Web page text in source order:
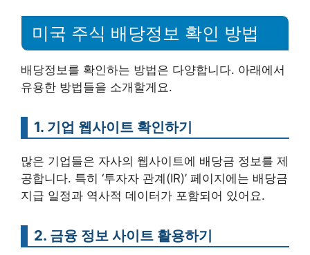
미국 주식 배당정보 확인 방법
배당정보를 확인하는 방법은 다양합니다. 아래에서
유용한 방법들을 소개할게요.
1. 기업 웹사이트 확인하기
많은 기업들은 자사의 웹사이트에 배당금 정보를 제
공합니다. 특히 ‘투자자 관계(IR)’ 페이지에는 배당금
지급 일정과 역사적 데이터가 포함되어 있어요.
2. 금융 정보 사이트 활용하기